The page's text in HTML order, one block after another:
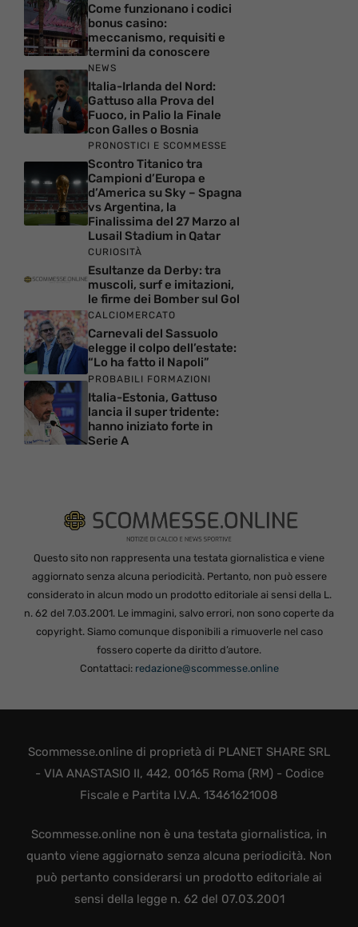
Come funzionano i codici
bonus casino:
meccanismo, requisiti e
termini da conoscere
NEWS
Italia-Irlanda del Nord:
Gattuso alla Prova del
Fuoco, in Palio la Finale
con Galles o Bosnia
PRONOSTICI E SCOMMESSE
Scontro Titanico tra
Campioni d’Europa e
d’America su Sky – Spagna
vs Argentina, la
Finalissima del 27 Marzo al
Lusail Stadium in Qatar
CURIOSITÀ
Esultanze da Derby: tra
muscoli, surf e imitazioni,
le firme dei Bomber sul Gol
CALCIOMERCATO
Carnevali del Sassuolo
elegge il colpo dell’estate:
“Lo ha fatto il Napoli”
PROBABILI FORMAZIONI
Italia-Estonia, Gattuso
lancia il super tridente:
hanno iniziato forte in
Serie A
Questo sito non rappresenta una testata giornalistica e viene
aggiornato senza alcuna periodicità. Pertanto, non può essere
considerato in alcun modo un prodotto editoriale ai sensi della L.
n. 62 del 7.03.2001. Le immagini, salvo errori, non sono coperte da
copyright. Siamo comunque disponibili a rimuoverle nel caso
fossero coperte da diritto d’autore.
Contattaci: redazione@scommesse.online
Scommesse.online di proprietà di PLANET SHARE SRL
- VIA ANASTASIO II, 442, 00165 Roma (RM) - Codice
Fiscale e Partita I.V.A. 13461621008
Scommesse.online non è una testata giornalistica, in
quanto viene aggiornato senza alcuna periodicità. Non
può pertanto considerarsi un prodotto editoriale ai
sensi della legge n. 62 del 07.03.2001